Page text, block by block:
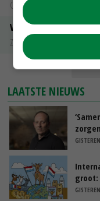
Groningen
Volle melkpoeder
Zuivel NL
LAATSTE NIEUWS
groot: